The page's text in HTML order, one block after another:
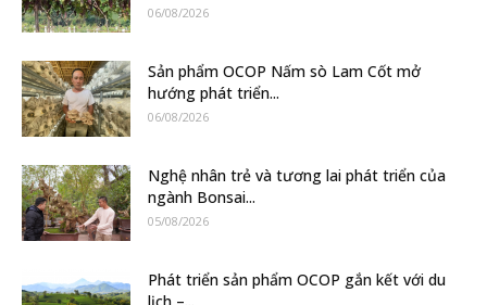
06/08/2026
Sản phẩm OCOP Nấm sò Lam Cốt mở
hướng phát triển...
06/08/2026
Nghệ nhân trẻ và tương lai phát triển của
ngành Bonsai...
05/08/2026
Phát triển sản phẩm OCOP gắn kết với du